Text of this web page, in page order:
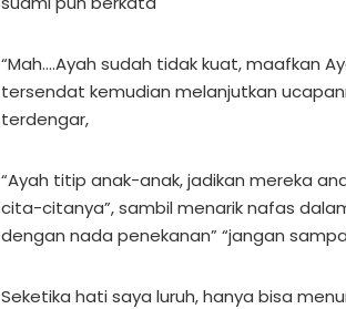
“Mah….Ayah sudah tidak kuat, maafkan
tersendat kemudian melanjutkan
terdengar,
“Ayah titip anak-anak, jadikan mereka
cita-citanya”, sambil menarik nafas
dengan nada penekanan” “jangan
Seketika hati saya luruh, hanya bisa